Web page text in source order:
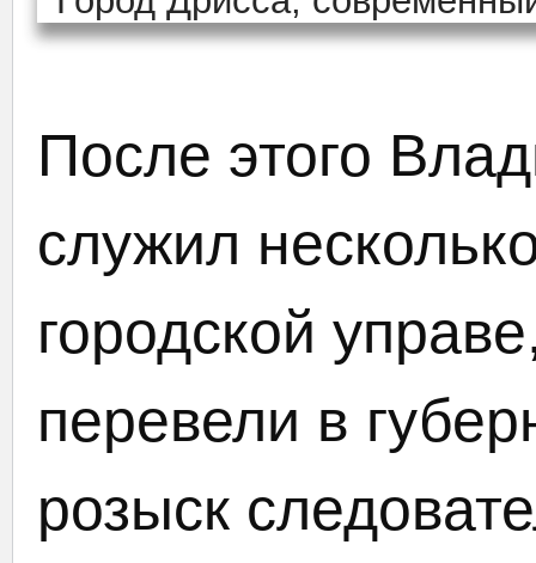
После этого
служил
городской
перевели в
розыск